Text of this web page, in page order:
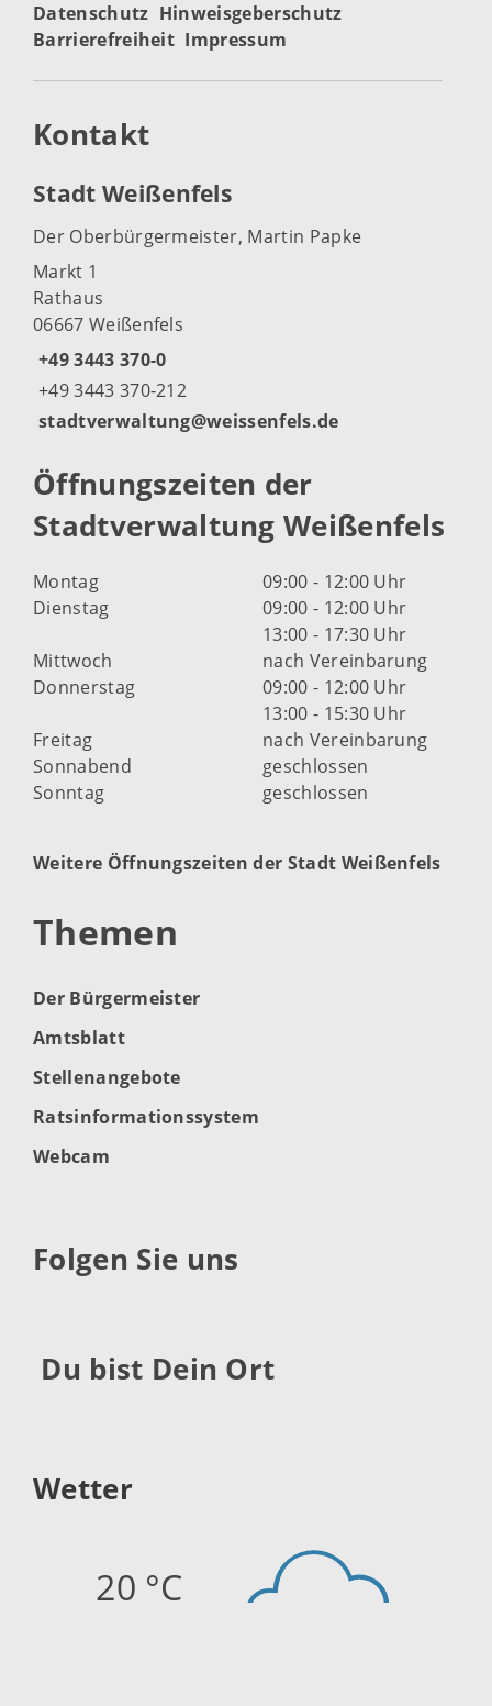
Datenschutz Hinweisgeberschutz
Barrierefreiheit Impressum
Kontakt
Stadt Weißenfels
Der Oberbürgermeister, Martin Papke
Markt 1
Rathaus
06667 Weißenfels
+49 3443 370-0
+49 3443 370-212
stadtverwaltung@weissenfels.de
Öffnungszeiten der
Stadtverwaltung Weißenfels
Montag
09:00 - 12:00 Uhr
Dienstag
09:00 - 12:00 Uhr
13:00 - 17:30 Uhr
Mittwoch
nach Vereinbarung
Donnerstag
09:00 - 12:00 Uhr
13:00 - 15:30 Uhr
Freitag
nach Vereinbarung
Sonnabend
geschlossen
Sonntag
geschlossen
Weitere Öffnungszeiten der Stadt Weißenfels
Themen
Der Bürgermeister
Amtsblatt
Stellenangebote
Ratsinformationssystem
Webcam
Folgen Sie uns
Du bist Dein Ort
Wetter
20 °C